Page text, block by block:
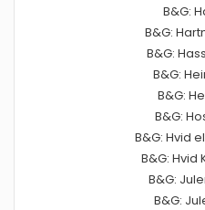
B&G:
B&G:
B&G:
B&G:
B&G:
B&G:
B&G: Hvid
B&G: Hvid
B&G:
B&G: